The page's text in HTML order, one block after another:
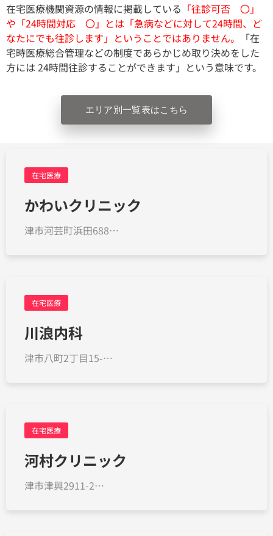
在宅医療機関資源の情報に掲載している 「往診可否 〇」
や「24時間対応 〇」とは「急病などに対して24時間、ど
なたにでも往診します」ということではありません。
「在
宅時医療総合管理などの制度であらかじめ取り決めをした
方には 24時間往診することができます」という意味です。
エリア別一覧表はこちら
在宅医療
かわいクリニック
津市河芸町浜田688…
在宅医療
川浪内科
津市八町2丁目15-…
在宅医療
河村クリニック
津市津興2911-2…